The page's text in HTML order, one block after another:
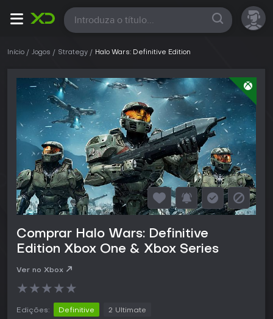
Todas
Início Jogos Strategy Halo Wars: Definitive Edition
Comprar Halo Wars: Definitive
Edition Xbox One & Xbox Series
Ver no Xbox
★★★★★
Edições: Definitive 2 Ultimate